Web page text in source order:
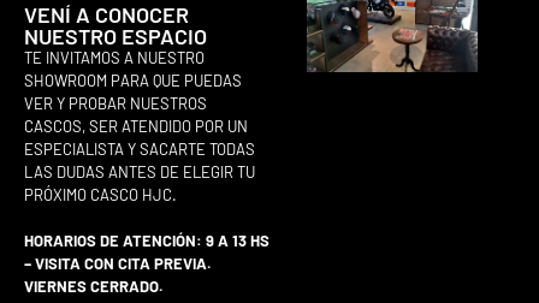
VENÍ A CONOCER
NUESTRO ESPACIO
TE INVITAMOS A NUESTRO
SHOWROOM PARA QUE PUEDAS
VER Y PROBAR NUESTROS
CASCOS, SER ATENDIDO POR UN
ESPECIALISTA Y SACARTE TODAS
LAS DUDAS ANTES DE ELEGIR TU
PRÓXIMO CASCO HJC.
HORARIOS DE ATENCIÓN: 9 A 13 HS
– VISITA CON CITA PREVIA.
VIERNES CERRADO.